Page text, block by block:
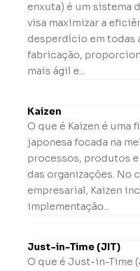
enxuta) é um sistema
visa maximizar a
desperdício em todas
fabricação,
mais ágil e...
Kaizen
O que é Kaizen é uma
japonesa focada na
processos, produtos
das organizações. No
empresarial, Kaizen
implementação...
Just-in-Time (JIT)
O que é Just-in-Time